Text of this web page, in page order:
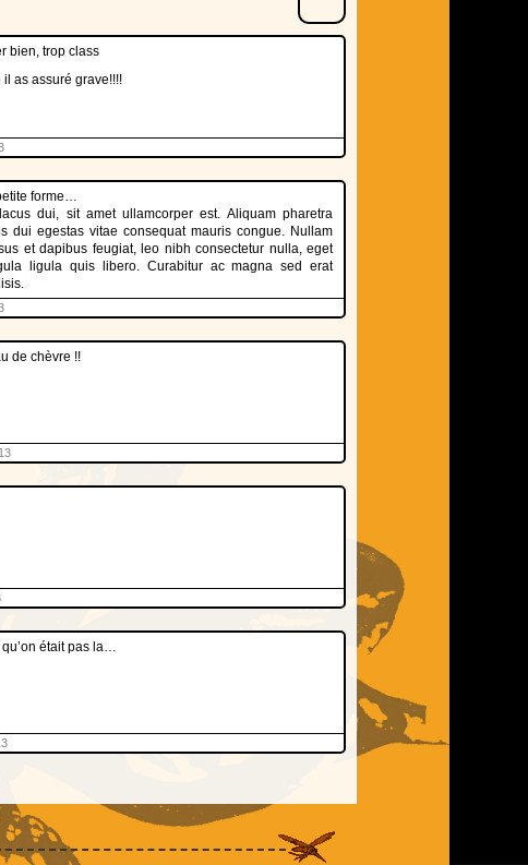
bien, trop class
as assuré grave!!!!
forme…
dui, sit amet ullamcorper est. Aliquam pharetra
dui egestas vitae consequat mauris congue. Nullam
et dapibus feugiat, leo nibh consectetur nulla, eget
ligula quis libero. Curabitur ac magna sed erat
de chèvre !!
était pas la…